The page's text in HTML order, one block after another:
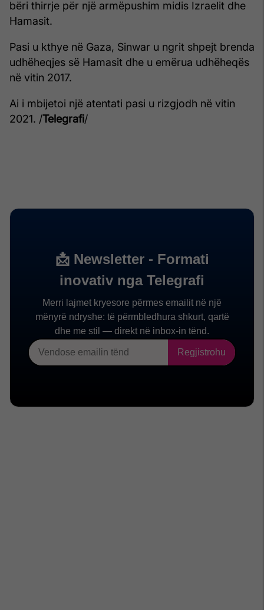
bëri thirrje për një armëpushim midis Izraelit dhe
Hamasit.
Pasi u kthye në Gaza, Sinwar u ngrit shpejt brenda
udhëheqjes së Hamasit dhe u emërua udhëheqës
në vitin 2017.
Ai i mbijetoi një atentati pasi u rizgjodh në vitin
2021. /Telegrafi/